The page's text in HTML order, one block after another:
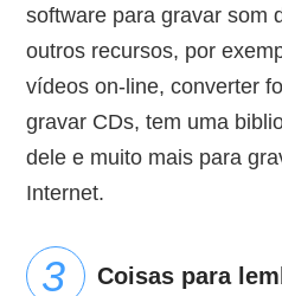
software para gravar som
outros recursos, por
vídeos on-line, converter
gravar CDs, tem uma
dele e muito mais para
Internet.
Coisas para